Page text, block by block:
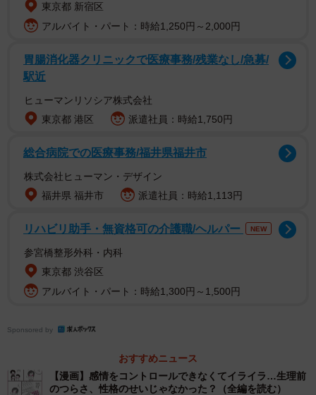
ピルを服用しています。飲み始める前は、感情をうまくコ
ントロールできず、自分はうつ病なのではないかと疑った
こともあったそうです。ただ普段は問題なく過ごせていた
東京都 新宿区
アルバイト・パート：時給1,250円～2,000円
胃腸消化器クリニックで医療事務/残業なし/急募/
駅近
ヒューマンリソシア株式会社
東京都 港区
派遣社員：時給1,750円
総合病院での医療事務/福井県福井市
株式会社ヒューマン・デザイン
福井県 福井市
派遣社員：時給1,113円
リハビリ助手・無資格可の介護職/ヘルパー NEW
参宮橋整形外科・内科
東京都 渋谷区
アルバイト・パート：時給1,300円～1,500円
Sponsored by
おすすめニュース
【漫画】感情をコントロールできなくてイライラ…生理前
のつらさ、性格のせいじゃなかった？（全編を読む）